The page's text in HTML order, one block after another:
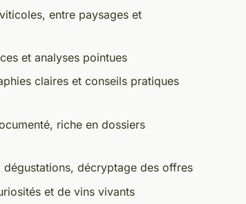
entre paysages et
et analyses pointues
claires et conseils pratiques
riche en dossiers
dégustations, décryptage des offres
et de vins vivants